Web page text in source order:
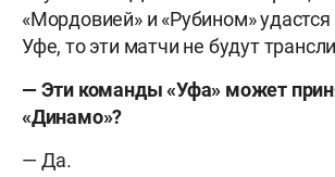
«Мордовией» и «Рубином»
Уфе, то эти матчи не будут
— Эти команды «Уфа» может
«Динамо»?
— Да.